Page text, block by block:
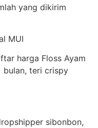
yang dikirim
MUI
harga Floss Ayam
bulan, teri crispy
sibonbon,